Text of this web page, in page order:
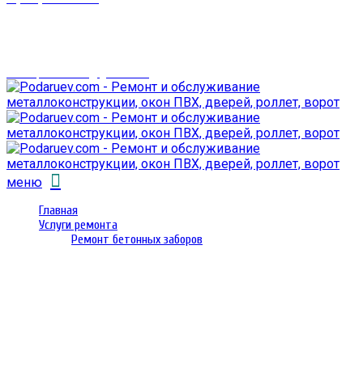
меню
Главная
Услуги ремонта
Ремонт бетонных заборов